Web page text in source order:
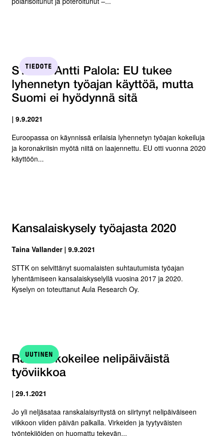
TIEDOTE
STTK:n Antti Palola: EU tukee
lyhennetyn työajan käyttöä, mutta
Suomi ei hyödynnä sitä
| 9.9.2021
Euroopassa on käynnissä erilaisia lyhennetyn työajan kokeiluja
ja koronakriisin myötä niitä on laajennettu. EU otti vuonna 2020
käyttöön...
Kansalaiskysely työajasta 2020
Taina Vallander | 9.9.2021
STTK on selvittänyt suomalaisten suhtautumista työajan
lyhentämiseen kansalaiskyselyllä vuosina 2017 ja 2020.
Kyselyn on toteuttanut Aula Research Oy.
UUTINEN
Ranska kokeilee nelipäiväistä
työviikkoa
| 29.1.2021
Jo yli neljäsataa ranskalaisyritystä on siirtynyt nelipäiväiseen
viikkoon viiden päivän palkalla. Virkeiden ja tyytyväisten
työntekijöiden on huomattu tekevän...